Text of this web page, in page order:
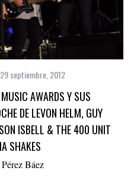
29 septiembre, 2012
AWARDS Y SUS
DE LEVON HELM, GUY
ISBELL & THE 400 UNIT
SHAKES
Báez